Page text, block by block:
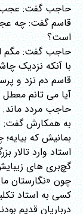
حاجب گفت:
قاسم گفت: چه
است؟
حاجب گفت: مگم
با آنکه نزدیک
قاسم دم نزد و
آیا می تانم
حاجب مردد
به همکارش گفت:
بمانیش که
استاد وارد
گچ‌بری های
چون «نگارستان
کسی به استاد
درباریان قدیم